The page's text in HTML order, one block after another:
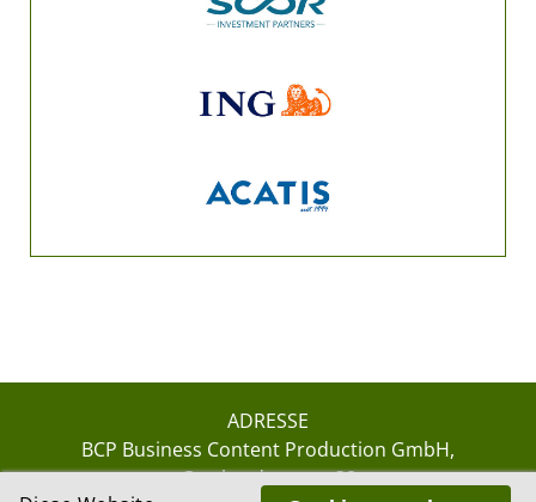
ADRESSE
BCP Business Content Production GmbH
Gotthardstrasse 38